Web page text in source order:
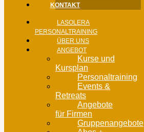
KONTAKT
LASOLERA
PERSONALTRAINING
ÜBER UNS
ANGEBOT
Kurse und
Kursplan
Personaltraining
Events &
Retreats
Angebote
für Firmen
Gruppenangebote